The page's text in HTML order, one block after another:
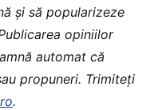
și să popularizeze
opiniilor
automat că
propuneri. Trimiteți
.